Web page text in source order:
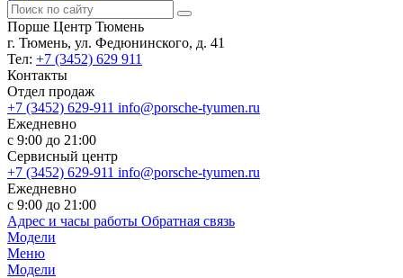
Порше Центр Тюмень
г. Тюмень, ул. Федюнинского, д. 41
Тел: +7 (3452) 629 911
Контакты
Отдел продаж
+7 (3452) 629-911 info@porsche-tyumen.ru
Ежедневно
с 9:00 до 21:00
Сервисный центр
+7 (3452) 629-911 info@porsche-tyumen.ru
Ежедневно
с 9:00 до 21:00
Адрес и часы работы Обратная связь
Модели
Меню
Модели